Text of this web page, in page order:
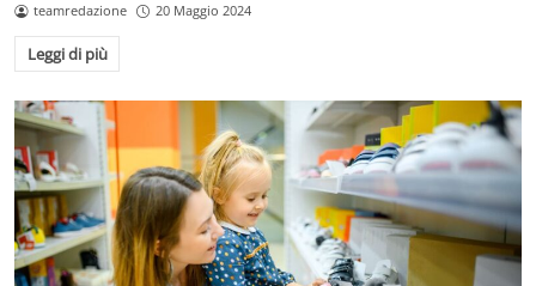
teamredazione 20 Maggio 2024
Leggi di più